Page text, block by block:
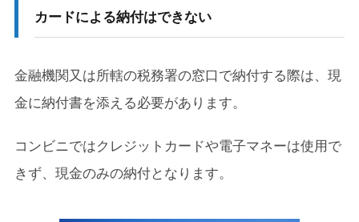
カードによる納付はできない
金融機関又は所轄の税務署の窓口で納付する際は、現
金に納付書を添える必要があります。
コンビニではクレジットカードや電子マネーは使用で
きず、現金のみの納付となります。